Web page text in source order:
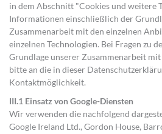
in dem Abschnitt "Cookies und weitere
Informationen einschließlich der
Zusammenarbeit mit den einzelnen
einzelnen Technologien. Bei Fragen zu
Grundlage unserer Zusammenarbeit mit
bitte an die in dieser
Kontaktmöglichkeit.
III.1 Einsatz von Google-Diensten
Wir verwenden die nachfolgend
Google Ireland Ltd., Gordon House,